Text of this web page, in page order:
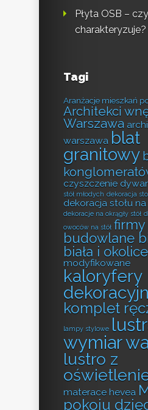
Płyta OSB –
charakteryzuje?
Tagi
Aranżacje mieszkań
Architekci
Warszawa
warszawa blat
granitowy
czyszczenie
stół młodych dekoracja
dekoracja stołu
dekoracje na okrągły stół
owoców na stół firmy
budowlane
biała i okolice
modyfikowane
kaloryfery
komplet
lampy stylowe
wymiar
lustro z
materace hevea
pokoju